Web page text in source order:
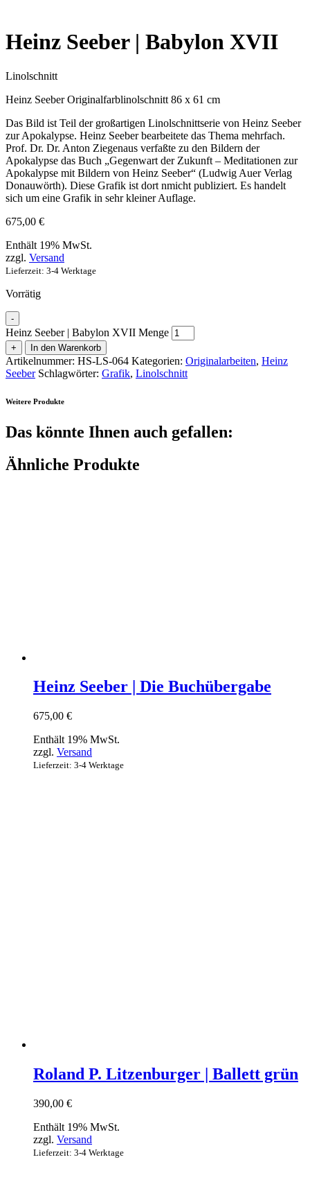
Heinz Seeber | Babylon XVII
Linolschnitt
Heinz Seeber Originalfarblinolschnitt 86 x 61 cm
Das Bild ist Teil der großartigen Linolschnittserie von Heinz Seeber
zur Apokalypse. Heinz Seeber bearbeitete das Thema mehrfach.
Prof. Dr. Dr. Anton Ziegenaus verfaßte zu den Bildern der
Apokalypse das Buch „Gegenwart der Zukunft – Meditationen zur
Apokalypse mit Bildern von Heinz Seeber“ (Ludwig Auer Verlag
Donauwörth). Diese Grafik ist dort nmicht publiziert. Es handelt
sich um eine Grafik in sehr kleiner Auflage.
675,00 €
Enthält 19% MwSt.
zzgl. Versand
Lieferzeit: 3-4 Werktage
Vorrätig
-
Heinz Seeber | Babylon XVII Menge
+ In den Warenkorb
Artikelnummer: HS-LS-064 Kategorien: Originalarbeiten, Heinz
Seeber Schlagwörter: Grafik, Linolschnitt
Weitere Produkte
Das könnte Ihnen auch gefallen:
Ähnliche Produkte
Heinz Seeber | Die Buchübergabe
675,00 €
Enthält 19% MwSt.
zzgl. Versand
Lieferzeit: 3-4 Werktage
Roland P. Litzenburger | Ballett grün
390,00 €
Enthält 19% MwSt.
zzgl. Versand
Lieferzeit: 3-4 Werktage